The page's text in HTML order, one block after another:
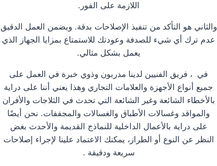
اللازمة على الفور.
والثاني هو التأكد من تنفيذ الإصلاحات بدقة. ويضمن العمل الدقيق
عدم ترك أي شيء للصدفة وعودتك للاستمتاع بمزايا الجهاز الذي
يعمل بشكل مثالي.
في ، فريق الفنيين لدينا مدربون وذوي خبرة في العمل على
جميع أنواع الأجهزة والعلامات التجاري وهذا يعني أننا على دراية
بالأخطاء الشائعة وغير الشائعة التي تحدث في الثلاجات والأفران
والمواقد وغسالات الأطباق والغسالات والمجففات. نحن أيضًا
على دراية بالأعمال الداخلية للنماذج القديمة والأحدث بغض
النظر عن النوع أو الطراز، يمكنك الاعتماد علينا لإجراء إصلاحات
سريعة ودقيقة .